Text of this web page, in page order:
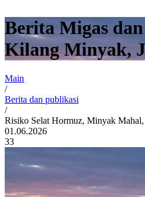
Berita Migas
Kilang Minyak,
Main
/
Berita dan publikasi
/
Risiko Selat Hormuz, Minyak
01.06.2026
33